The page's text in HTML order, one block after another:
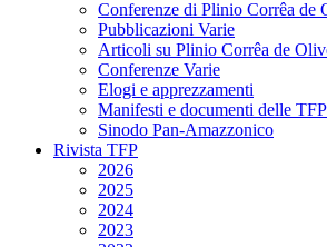
Conferenze di Plinio Corrêa de
Pubblicazioni Varie
Articoli su Plinio Corrêa de
Conferenze Varie
Elogi e apprezzamenti
Manifesti e documenti delle TFP
Sinodo Pan-Amazzonico
Rivista TFP
2026
2025
2024
2023